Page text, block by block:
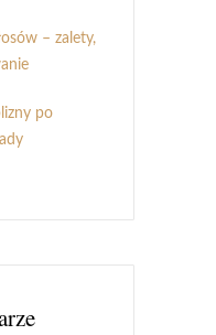
– zalety,
po